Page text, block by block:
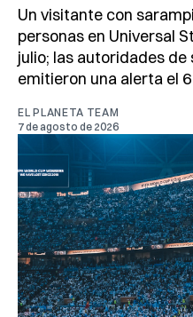
Un visitante con
personas en Universal
julio; las autoridades de
emitieron una alerta el
EL PLANETA TEAM
7 de agosto de 2026